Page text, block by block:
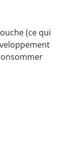
(ce qui